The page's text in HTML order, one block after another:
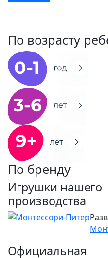
По возрасту
По бренду
Игрушки нашего
производства
Официальная